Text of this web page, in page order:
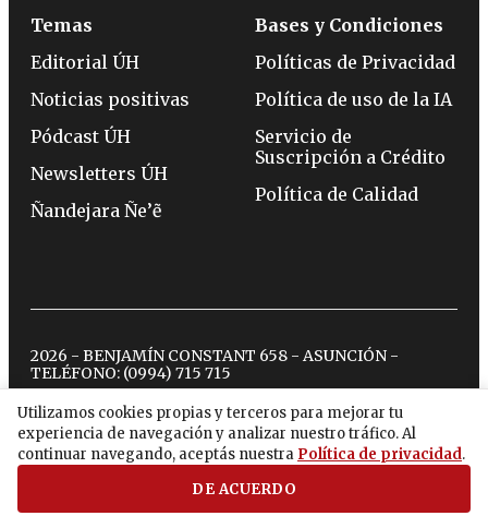
Utilizamos cookies propias y terceros para mejorar tu
experiencia de navegación y analizar nuestro tráfico. Al
continuar navegando, aceptás nuestra Política de privacidad.
DE ACUERDO
Temas
Editorial ÚH
Noticias positivas
Pódcast ÚH
Newsletters ÚH
Ñandejara Ñe’ẽ
Bases y Condiciones
Políticas de Privacidad
Política de uso de la IA
Servicio de
Suscripción a Crédito
Política de Calidad
2026 - BENJAMÍN CONSTANT 658 - ASUNCIÓN -
TELÉFONO: (0994) 715 715
twitterinstagram
facebook
tiktokyoutubespotify